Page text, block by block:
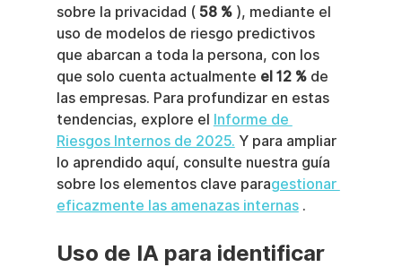
sobre la privacidad ( 58 % ), mediante el
uso de modelos de riesgo predictivos
que abarcan a toda la persona, con los
que solo cuenta actualmente el 12 % de
las empresas. Para profundizar en estas
tendencias, explore el Informe de
Riesgos Internos de 2025. Y para ampliar
lo aprendido aquí, consulte nuestra guía
sobre los elementos clave paragestionar
eficazmente las amenazas internas .
Uso de IA para identificar